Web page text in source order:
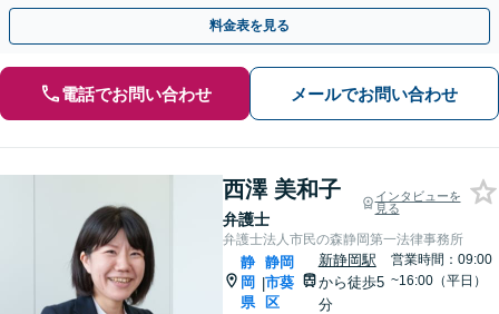
を収集し、適切な解決策を提案【静岡駅10分】
料金表を見る
電話でお問い合わせ メールでお問い合わせ
西澤 美和子
弁護士
インタビューを
見る
弁護士法人市民の森静岡第一法律事務所
静
岡
県
|
静岡
市葵
区
新静岡駅
から徒歩5
分
営業時間：09:00
~16:00（平日）